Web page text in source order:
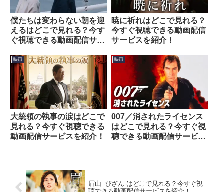
僕たちは変わらない朝を迎
えるはどこで見れる？今す
ぐ視聴できる動画配信サー
暁に祈れはどこで見れる？
今すぐ視聴できる動画配信
サービスを紹介！
映画
大統領の執事の涙はどこで
見れる？今すぐ視聴できる
動画配信サービスを紹介！
映画
007／消されたライセンス
はどこで見れる？今すぐ視
聴できる動画配信サービス
眉山 -びざん-はどこで見れる？今すぐ視